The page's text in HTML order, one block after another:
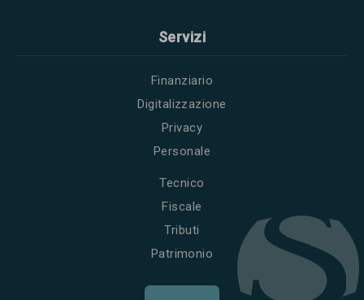
Servizi
Finanziario
Digitalizzazione
Privacy
Personale
Tecnico
Fiscale
Tributi
Patrimonio